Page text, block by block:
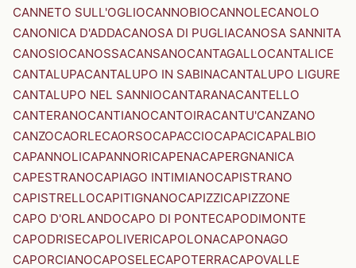
CANNETO SULL'OGLIOCANNOBIOCANNOLECANOLO
CANONICA D'ADDACANOSA DI PUGLIACANOSA SANNITA
CANOSIOCANOSSACANSANOCANTAGALLOCANTALICE
CANTALUPACANTALUPO IN SABINACANTALUPO LIGURE
CANTALUPO NEL SANNIOCANTARANACANTELLO
CANTERANOCANTIANOCANTOIRACANTU'CANZANO
CANZOCAORLECAORSOCAPACCIOCAPACICAPALBIO
CAPANNOLICAPANNORICAPENACAPERGNANICA
CAPESTRANOCAPIAGO INTIMIANOCAPISTRANO
CAPISTRELLOCAPITIGNANOCAPIZZICAPIZZONE
CAPO D'ORLANDOCAPO DI PONTECAPODIMONTE
CAPODRISECAPOLIVERICAPOLONACAPONAGO
CAPORCIANOCAPOSELECAPOTERRACAPOVALLE